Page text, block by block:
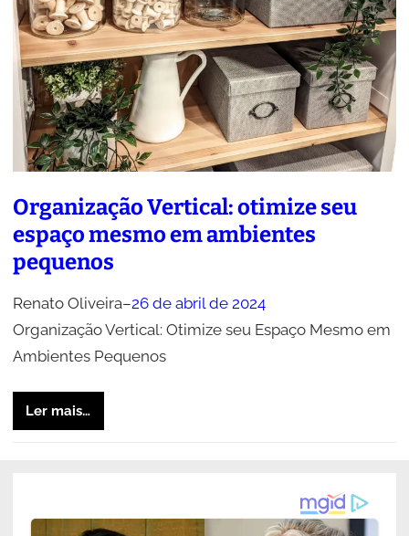
Organização Vertical: otimize seu
espaço mesmo em ambientes
pequenos
Renato Oliveira–26 de abril de 2024
Organização Vertical: Otimize seu Espaço Mesmo em
Ambientes Pequenos
Ler mais…